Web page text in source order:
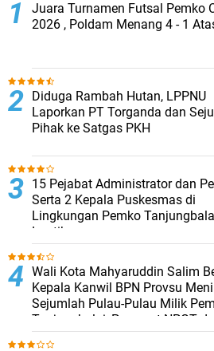
Juara Turnamen Futsal Pemko
2026 , Poldam Menang 4 - 1
Diduga Rambah Hutan, LPPNU
Laporkan PT Torganda dan
Pihak ke Satgas PKH
15 Pejabat Administrator dan
Serta 2 Kepala Puskesmas di
Lingkungan Pemko
Lantik
Wali Kota Mahyaruddin Salim
Kepala Kanwil BPN Provsu
Sejumlah Pulau-Pulau Milik
Tanjungbalai, Percepat NPGT dan
Sertifikasi Aset